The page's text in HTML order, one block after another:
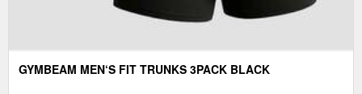
GYMBEAM MEN‘S FIT TRUNKS 3PACK BLACK